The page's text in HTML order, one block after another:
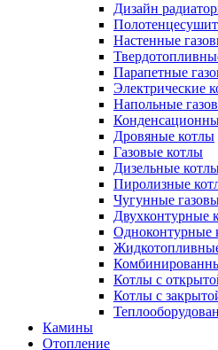
Дизайн
Настенные
Парапетные
Электрические
Напольные
Дровяные котлы
Газовые котлы
Дизельные
Пиролизные
Чугунные
Двухконтурные
Одноконтурные
Котлы с
Котлы с
Камины
Отопление